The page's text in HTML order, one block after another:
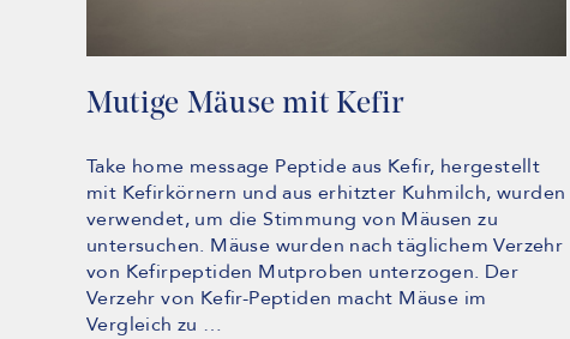
Mutige Mäuse mit Kefir
Take home message Peptide aus Kefir, hergestellt
mit Kefirkörnern und aus erhitzter Kuhmilch, wurden
verwendet, um die Stimmung von Mäusen zu
untersuchen. Mäuse wurden nach täglichem Verzehr
von Kefirpeptiden Mutproben unterzogen. Der
Verzehr von Kefir-Peptiden macht Mäuse im
Vergleich zu …